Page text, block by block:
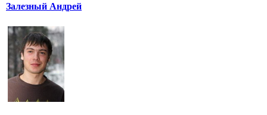
Залезный Андрей